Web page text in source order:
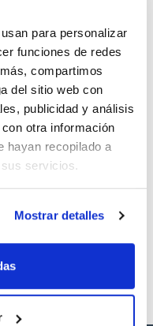
para personalizar
funciones de redes
compartimos
del sitio web con
publicidad y análisis
otra información
hayan recopilado a
servicios.
Mostrar detalles
para